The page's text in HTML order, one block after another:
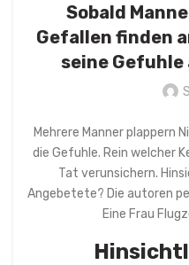
Sobald
Gefallen finden
seine
Mehrere Manner plappern
die Gefuhle. Rein welcher
Tat verunsichern.
Angebetete? Die autoren
Eine Frau